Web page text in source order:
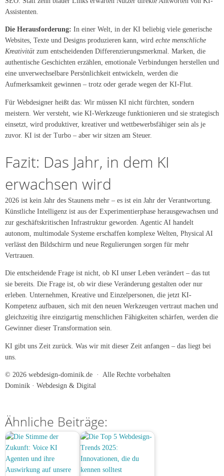
Assistenten.
Die Herausforderung: In einer Welt, in der KI beliebig viele generische
Websites, Texte und Designs produzieren kann, wird echte menschliche
Kreativität zum entscheidenden Differenzierungsmerkmal. Marken, die
authentische Geschichten erzählen, emotionale Verbindungen herstellen und
eine unverwechselbare Persönlichkeit entwickeln, werden die
Aufmerksamkeit gewinnen – trotz oder gerade wegen der KI-Flut.
Für Webdesigner heißt das: Wir müssen KI nicht fürchten, sondern
meistern. Wer versteht, wie KI-Werkzeuge funktionieren und sie strategisch
einsetzt, wird produktiver, kreativer und wettbewerbsfähiger sein als je
zuvor. KI ist der Turbo – aber wir sitzen am Steuer.
Fazit: Das Jahr, in dem KI
erwachsen wird
2026 ist kein Jahr des Staunens mehr – es ist ein Jahr der Verantwortung.
Künstliche Intelligenz ist aus der Experimentierphase herausgewachsen und
zur geschäftskritischen Infrastruktur geworden. Agentic AI handelt
autonom, multimodale Systeme erschaffen komplexe Welten, Physical AI
verlässt den Bildschirm und neue Regulierungen sorgen für mehr
Vertrauen.
Die entscheidende Frage ist nicht, ob KI unser Leben verändert – das tut
sie bereits. Die Frage ist, ob wir diese Veränderung gestalten oder nur
erleben. Unternehmen, Kreative und Einzelpersonen, die jetzt KI-
Kompetenz aufbauen, sich mit den neuen Werkzeugen vertraut machen und
gleichzeitig ihre einzigartig menschlichen Fähigkeiten schärfen, werden die
Gewinner dieser Transformation sein.
KI gibt uns Zeit zurück. Was wir mit dieser Zeit anfangen – das liegt bei
uns.
© 2026 webdesign-dominik.de · Alle Rechte vorbehalten
Dominik · Webdesign & Digital
Ähnliche Beiträge: